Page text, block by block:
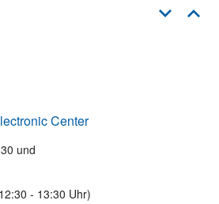
Center
und
- 13:30 Uhr)